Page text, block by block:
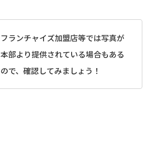
フランチャイズ加盟店等では写真が
本部より提供されている場合もある
ので、確認してみましょう！